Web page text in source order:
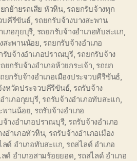
กย้ายรถเสีย หัวหิน, รถยกรับจ้างทุก
บคีรีขันธ์, รถยกรับจ้างบางสะพาน
เภอกุยบุรี รถยกรับจ้างอำเภอทับสะแก
สะพานน้อย รถยกรับจ้างอำเภอ
รับจ้างอำเภอปราณบุรี, รถยกรับจ้าง
ยกรับจ้างอำเภอห้วยกระเจ้า รถยก
ยกรับจ้างอำเภอเมืองประจวบคีรีขันธ์
หวัดประจวบคีรีขันธ์, รถรับจ้าง
ำเภอกุยบุรี, รถรับจ้างอำเภอทับสะแก
พานน้อย รถรับจ้างอำเภอ
จ้างอำเภอปราณบุรี, รถรับจ้างอำเภอ
อำเภอหัวหิน, รถรับจ้างอำเภอเมือง
ลด์ อำเภอทับสะแก รถสไลด์ อำเภอ
ลด์ อำเภอสามร้อยยอด รถสไลด์ อำเภอ